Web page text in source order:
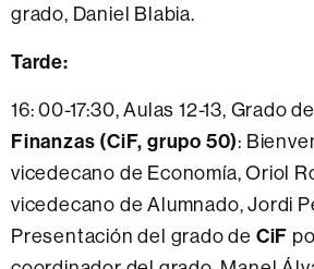
grado, Daniel Blabia.
Tarde:
16: 00-17:30, Aulas 12-13, Grado de
Finanzas (CiF, grupo 50):
vicedecano de Economía, Oriol
vicedecano de Alumnado, Jordi
Presentación del grado de CiF